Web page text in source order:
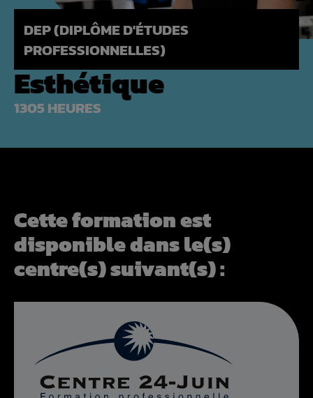
DEP (DIPLÔME D'ÉTUDES
PROFESSIONNELLES)
Esthétique
1305 HEURES
Cette formation est
disponible dans le(s)
centre(s) suivant(s) :